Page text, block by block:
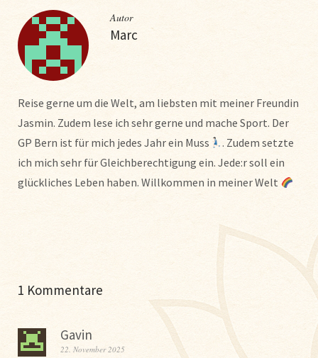
Autor
Marc
Reise gerne um die Welt, am liebsten mit meiner Freundin
Jasmin. Zudem lese ich sehr gerne und mache Sport. Der
GP Bern ist für mich jedes Jahr ein Muss
. Zudem setzte
ich mich sehr für Gleichberechtigung ein. Jede:r soll ein
glückliches Leben haben. Willkommen in meiner Welt
1 Kommentare
Gavin
22. November 2025